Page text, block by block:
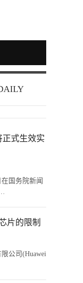
正式生效实
国务院新闻
片的限制
公司(Huawei